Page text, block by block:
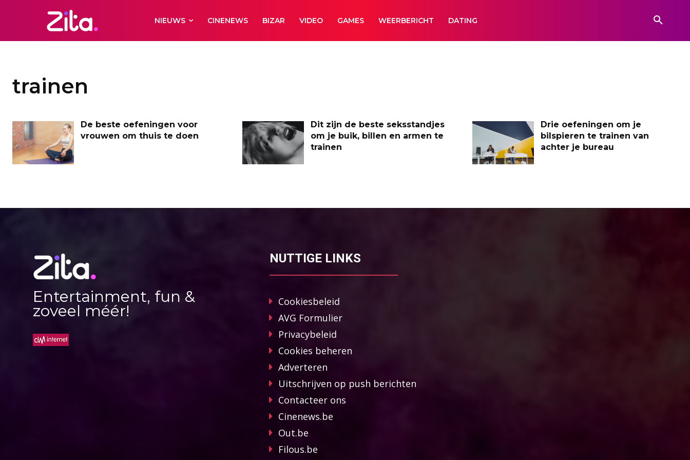
NIEUWS CINENEWS BIZAR VIDEO GAMES WEERBERICHT DATING
trainen
De beste oefeningen voor
vrouwen om thuis te doen
Dit zijn de beste seksstandjes
om je buik, billen en armen te
trainen
Drie oefeningen om je
bilspieren te trainen van
achter je bureau
Entertainment, fun &
zoveel méér!
NUTTIGE LINKS
Cookiesbeleid
AVG Formulier
Privacybeleid
Cookies beheren
Adverteren
Uitschrijven op push berichten
Contacteer ons
Cinenews.be
Out.be
Filous.be